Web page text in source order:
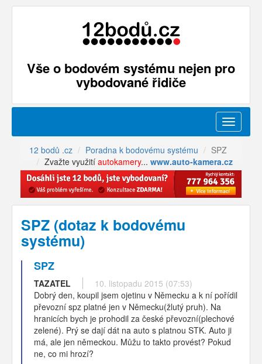
Vše o bodovém systému nejen pro
vybodované řidiče
Menu
12 bodů .cz Poradna k bodovému systému
SPZ
Zvažte využití autokamery... www.auto-kamera.cz
SPZ (dotaz k bodovému
systému)
SPZ
TAZATEL
10. listopadu 2015 (07:53)
Dobrý den, koupil jsem ojetinu v Německu a k ní pořídil
převozní spz platné jen v Německu(žlutý pruh). Na
hranicích bych je prohodil za české převozní(plechové
zelené). Prý se dají dát na auto s platnou STK. Auto ji
má, ale jen německou. Můžu to takto provést? Pokud
ne, co mi hrozí?